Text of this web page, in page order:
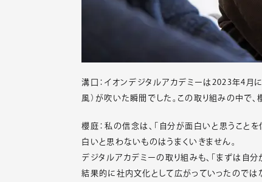
溝口：イオンデジタルアカデミーは2023年4月
風）が吹いた瞬間でした。この取り組みの中で
櫻庭：私の信念は、「自分が面白いと思うこと
白いと思わないものはうまくいきません。
デジタルアカデミーの取り組みも、「まずは自分
結果的に社内文化として広がっていったのでは